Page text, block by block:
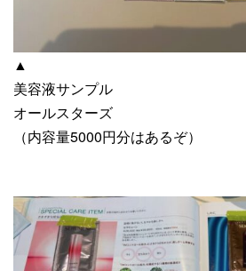
▲
美容液サンプル
オールスターズ
（内容量5000円分はあるぞ）